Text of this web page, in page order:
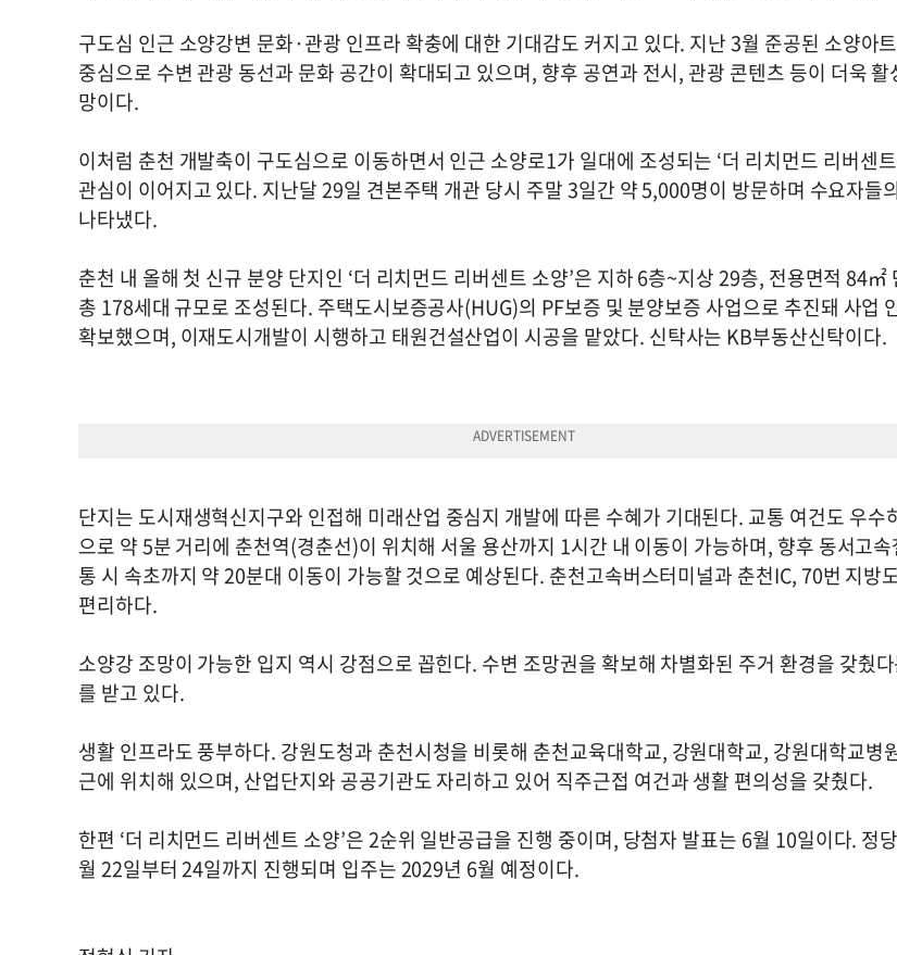
구도심 인근 소양강변 문화·관광 인프라 확충에 대한 기대감도 커지고 있다. 지난 3월 준공된 소양아
중심으로 수변 관광 동선과 문화 공간이 확대되고 있으며, 향후 공연과 전시, 관광 콘텐츠 등이 더욱 활
망이다.
이처럼 춘천 개발축이 구도심으로 이동하면서 인근 소양로1가 일대에 조성되는 ‘더 리치먼드 리버센트
관심이 이어지고 있다. 지난달 29일 견본주택 개관 당시 주말 3일간 약 5,000명이 방문하며 수요자들
나타냈다.
춘천 내 올해 첫 신규 분양 단지인 ‘더 리치먼드 리버센트 소양’은 지하 6층~지상 29층, 전용면적 84㎡
총 178세대 규모로 조성된다. 주택도시보증공사(HUG)의 PF보증 및 분양보증 사업으로 추진돼 사업
확보했으며, 이재도시개발이 시행하고 태원건설산업이 시공을 맡았다. 신탁사는 KB부동산신탁이다.
단지는 도시재생혁신지구와 인접해 미래산업 중심지 개발에 따른 수혜가 기대된다. 교통 여건도 우수
으로 약 5분 거리에 춘천역(경춘선)이 위치해 서울 용산까지 1시간 내 이동이 가능하며, 향후 동서고속
통 시 속초까지 약 20분대 이동이 가능할 것으로 예상된다. 춘천고속버스터미널과 춘천IC, 70번 지방
편리하다.
소양강 조망이 가능한 입지 역시 강점으로 꼽힌다. 수변 조망권을 확보해 차별화된 주거 환경을 갖췄
를 받고 있다.
생활 인프라도 풍부하다. 강원도청과 춘천시청을 비롯해 춘천교육대학교, 강원대학교, 강원대학교병
근에 위치해 있으며, 산업단지와 공공기관도 자리하고 있어 직주근접 여건과 생활 편의성을 갖췄다.
한편 ‘더 리치먼드 리버센트 소양’은 2순위 일반공급을 진행 중이며, 당첨자 발표는 6월 10일이다. 정
월 22일부터 24일까지 진행되며 입주는 2029년 6월 예정이다.